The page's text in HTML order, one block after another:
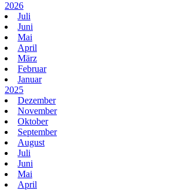
2026
Juli
Juni
Mai
April
März
Februar
Januar
2025
Dezember
November
Oktober
September
August
Juli
Juni
Mai
April